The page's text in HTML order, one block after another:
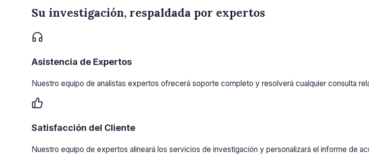
Su investigación, respaldada por expertos
Asistencia de Expertos
Nuestro equipo de analistas expertos ofrecerá soporte completo y resolverá cualquier consulta
Satisfacción del Cliente
Nuestro equipo de expertos alineará los servicios de investigación y personalizará el informe de